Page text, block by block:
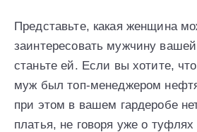
Представьте, какая женщина
заинтересовать мужчину
станьте ей. Если вы хотите,
муж был топ-менеджером
при этом в вашем гардеробе
платья, не говоря уже о